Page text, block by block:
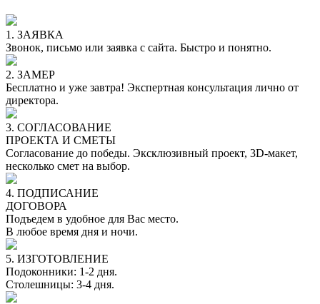
1. ЗАЯВКА
Звонок, письмо или заявка с сайта. Быстро и понятно.
2. ЗАМЕР
Бесплатно и уже завтра! Экспертная консультация лично от
директора.
3. СОГЛАСОВАНИЕ
ПРОЕКТА И СМЕТЫ
Согласование до победы. Эксклюзивный проект, 3D-макет,
несколько смет на выбор.
4. ПОДПИСАНИЕ
ДОГОВОРА
Подъедем в удобное для Вас место.
В любое время дня и ночи.
5. ИЗГОТОВЛЕНИЕ
Подоконники: 1-2 дня.
Столешницы: 3-4 дня.